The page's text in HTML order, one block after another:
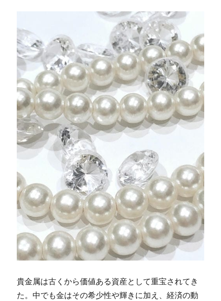
貴金属は古くから価値ある資産として重宝されてき
た。中でも金はその希少性や輝きに加え、経済の動